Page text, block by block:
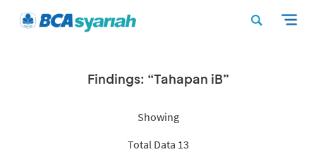
Findings: “Tahapan iB”
Showing
Total Data 13